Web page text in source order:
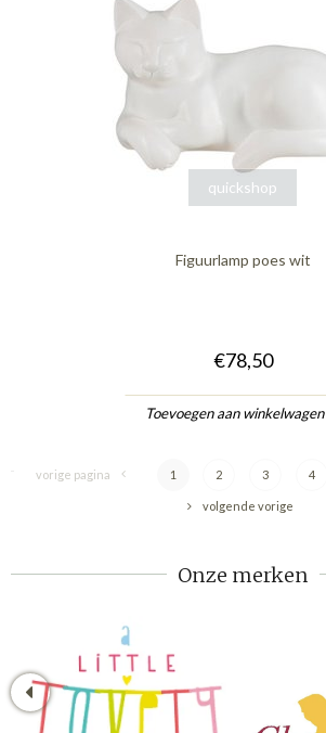
quickshop
Figuurlamp poes wit
€78,50
Toevoegen aan winkelwagen
vorige pagina 1 2 3 4
volgende vorige
Onze merken